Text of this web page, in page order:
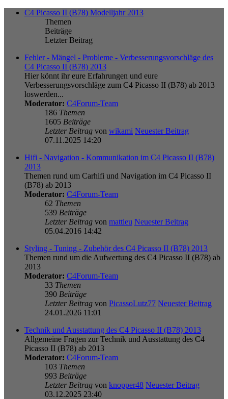
C4 Picasso II (B78) Modelljahr 2013
Themen
Beiträge
Letzter Beitrag
Fehler - Mängel - Probleme - Verbesserungsvorschläge des
C4 Picasso II (B78) 2013
Hier könnt ihr eure Erfahrungen und eure
Verbesserungsvorschläge zum C4 Picasso II (B78) ab 2013
loswerden...
Moderator: C4Forum-Team
186 Themen
1605 Beiträge
Letzter Beitrag von wikami Neuester Beitrag
07.11.2025 14:20
Hifi - Navigation - Kommunikation im C4 Picasso II (B78)
2013
Themen rund um Carhifi und Navigation im C4 Picasso II
(B78) ab 2013
Moderator: C4Forum-Team
62 Themen
539 Beiträge
Letzter Beitrag von mattieu Neuester Beitrag
05.04.2016 14:42
Styling - Tuning - Zubehör des C4 Picasso II (B78) 2013
Themen rund um die Aufwertung des C4 Picasso II (B78) ab
2013
Moderator: C4Forum-Team
33 Themen
390 Beiträge
Letzter Beitrag von PicassoLutz77 Neuester Beitrag
24.01.2026 11:01
Technik und Ausstattung des C4 Picasso II (B78) 2013
Allgemeine Fragen zur Technik und Ausstattung des C4
Picasso II (B78) ab 2013
Moderator: C4Forum-Team
103 Themen
993 Beiträge
Letzter Beitrag von knopper48 Neuester Beitrag
03.12.2025 23:40